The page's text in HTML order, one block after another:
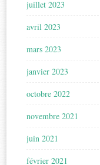
juillet 2023
avril 2023
mars 2023
janvier 2023
octobre 2022
novembre 2021
juin 2021
février 2021